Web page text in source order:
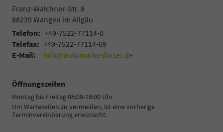
Franz-Walchner-Str. 8
88239 Wangen im Allgäu
Telefon: +49-7522-77114-0
Telefax: +49-7522-77114-69
E-Mail:
info@automarkt-dinser.de
Öffnungszeiten
Montag bis Freitag 08:00-18:00 Uhr
Um Wartezeiten zu vermeiden, ist eine vorherige
Terminvereinbarung erwünscht.